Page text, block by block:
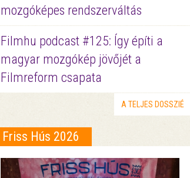
mozgóképes rendszerváltás
Filmhu podcast #125: Így építi a
magyar mozgókép jövőjét a
Filmreform csapata
A TELJES DOSSZIÉ
Friss Hús 2026